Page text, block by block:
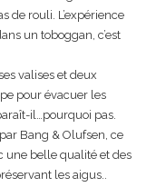
de rouli. L’expérience
un toboggan, c’est
valises et deux
pour évacuer les
il…pourquoi pas.
Bang & Olufsen, ce
une belle qualité et des
les aigus..